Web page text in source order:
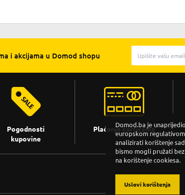
i akcijama u Domod shopu
Pogodnosti
kupovine
Plaćanje karticama
Domod.ba je
europskom
analizirati korištenje
bismo mogli pružati
na korištenje cookiesa.
Uslovi korištenja